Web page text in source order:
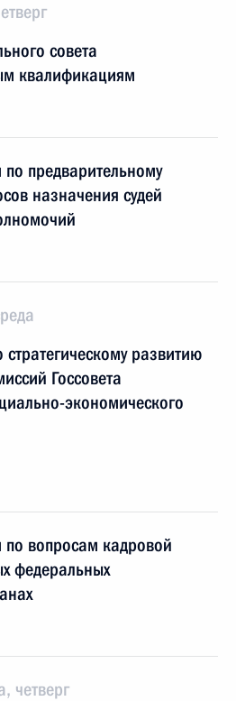
совета
квалификациям
предварительному
назначения судей
развитию
Госсовета
экономического
вопросам кадровой
федеральных
четверг